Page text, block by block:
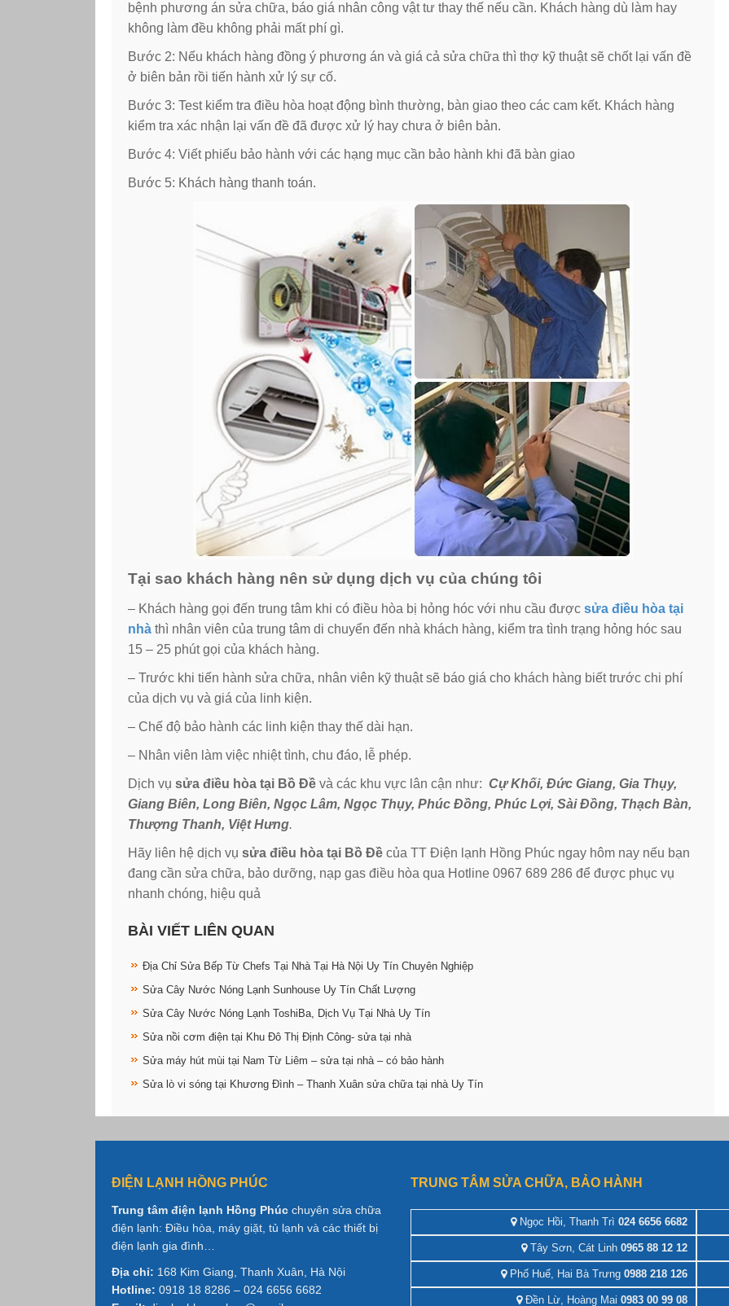
bệnh phương án sửa chữa, báo giá nhân công vật tư thay thế nếu cần. Khách hàng dù làm hay
không làm đều không phải mất phí gì.
Bước 2: Nếu khách hàng đồng ý phương án và giá cả sửa chữa thì thợ kỹ thuật sẽ chốt lại vấn đề
ở biên bản rồi tiến hành xử lý sự cố.
Bước 3: Test kiểm tra điều hòa hoạt động bình thường, bàn giao theo các cam kết. Khách hàng
kiểm tra xác nhận lại vấn đề đã được xử lý hay chưa ở biên bản.
Bước 4: Viết phiếu bảo hành với các hạng mục cần bảo hành khi đã bàn giao
Bước 5: Khách hàng thanh toán.
Tại sao khách hàng nên sử dụng dịch vụ của chúng tôi
– Khách hàng gọi đến trung tâm khi có điều hòa bị hỏng hóc với nhu cầu được sửa điều hòa tại
nhà thì nhân viên của trung tâm di chuyển đến nhà khách hàng, kiểm tra tình trạng hỏng hóc sau
15 – 25 phút gọi của khách hàng.
– Trước khi tiến hành sửa chữa, nhân viên kỹ thuật sẽ báo giá cho khách hàng biết trước chi phí
của dịch vụ và giá của linh kiện.
– Chế độ bảo hành các linh kiện thay thế dài hạn.
– Nhân viên làm việc nhiệt tình, chu đáo, lễ phép.
Dịch vụ sửa điều hòa tại Bồ Đề và các khu vực lân cận như: Cự Khối, Đức Giang, Gia Thụy,
Giang Biên, Long Biên, Ngọc Lâm, Ngọc Thụy, Phúc Đồng, Phúc Lợi, Sài Đồng, Thạch Bàn,
Thượng Thanh, Việt Hưng.
Hãy liên hệ dịch vụ sửa điều hòa tại Bồ Đề của TT Điện lạnh Hồng Phúc ngay hôm nay nếu bạn
đang cần sửa chữa, bảo dưỡng, nạp gas điều hòa qua Hotline 0967 689 286 để được phục vụ
nhanh chóng, hiệu quả
BÀI VIẾT LIÊN QUAN
Địa Chỉ Sửa Bếp Từ Chefs Tại Nhà Tại Hà Nội Uy Tín Chuyên Nghiệp
Sửa Cây Nước Nóng Lạnh Sunhouse Uy Tín Chất Lượng
Sửa Cây Nước Nóng Lạnh ToshiBa, Dịch Vụ Tại Nhà Uy Tín
Sửa nồi cơm điện tại Khu Đô Thị Định Công- sửa tại nhà
Sửa máy hút mùi tại Nam Từ Liêm – sửa tại nhà – có bảo hành
Sửa lò vi sóng tại Khương Đình – Thanh Xuân sửa chữa tại nhà Uy Tín
ĐIỆN LẠNH HỒNG PHÚC
Trung tâm điện lạnh Hồng Phúc chuyên sửa chữa
điện lạnh: Điều hòa, máy giặt, tủ lạnh và các thiết bị
điện lạnh gia đình…
Địa chỉ: 168 Kim Giang, Thanh Xuân, Hà Nội
Hotline: 0918 18 8286 – 024 6656 6682
TRUNG TÂM SỬA CHỮA, BẢO HÀNH
Ngọc Hồi, Thanh Trì 024 6656 6682
Tây Sơn, Cát Linh 0965 88 12 12
Phố Huế, Hai Bà Trưng 0988 218 126
Đền Lừ, Hoàng Mai 0983 00 99 08